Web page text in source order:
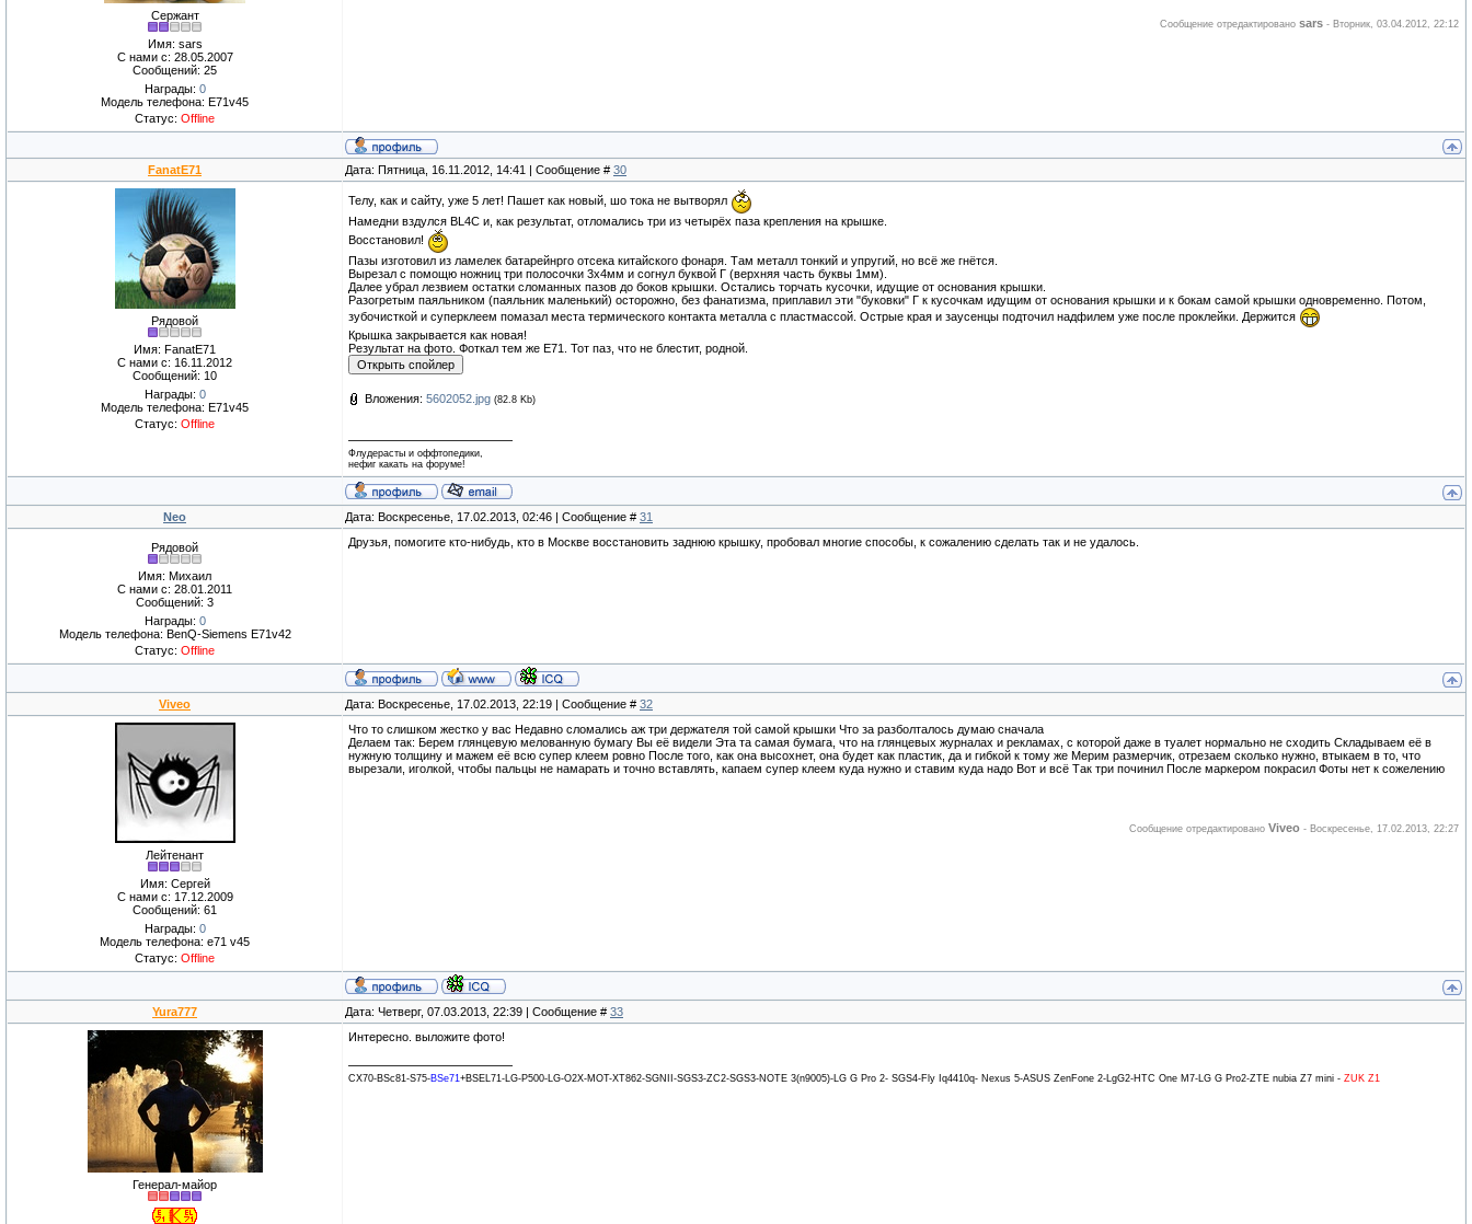
Сержант
Имя: sars
С нами с: 28.05.2007
Сообщений: 25
Награды: 0
Модель телефона: E71v45
Статус: Offline
Сообщение отредактировано sars - Вторник, 03.04.2012, 22:12
FanatE71 Дата: Пятница, 16.11.2012, 14:41 | Сообщение # 30
Рядовой
Имя: FanatE71
С нами с: 16.11.2012
Сообщений: 10
Награды: 0
Модель телефона: E71v45
Статус: Offline
Телу, как и сайту, уже 5 лет! Пашет как новый, шо тока не вытворял
Намедни вздулся BL4C и, как результат, отломались три из четырёх паза крепления на крышке.
Восстановил!
Пазы изготовил из ламелек батарейнрго отсека китайского фонаря. Там металл тонкий и упругий, но всё же гнётся.
Вырезал с помощю ножниц три полосочки 3х4мм и согнул буквой Г (верхняя часть буквы 1мм).
Далее убрал лезвием остатки сломанных пазов до боков крышки. Остались торчать кусочки, идущие от основания крышки.
Разогретым паяльником (паяльник маленький) осторожно, без фанатизма, приплавил эти "буковки" Г к кусочкам идущим от основания крышки и к бокам самой крышки одновременно. Потом,
зубочисткой и суперклеем помазал места термического контакта металла с пластмассой. Острые края и заусенцы подточил надфилем уже после проклейки. Держится
Крышка закрывается как новая!
Результат на фото. Фоткал тем же Е71. Тот паз, что не блестит, родной.
Вложения: 5602052.jpg (82.8 Kb)
Флудерасты и оффтопедики,
нефиг какать на форуме!
Neo Дата: Воскресенье, 17.02.2013, 02:46 | Сообщение # 31
Рядовой
Имя: Михаил
С нами с: 28.01.2011
Сообщений: 3
Награды: 0
Модель телефона: BenQ-Siemens E71v42
Статус: Offline
Друзья, помогите кто-нибудь, кто в Москве восстановить заднюю крышку, пробовал многие способы, к сожалению сделать так и не удалось.
Viveo Дата: Воскресенье, 17.02.2013, 22:19 | Сообщение # 32
Лейтенант
Имя: Сергей
С нами с: 17.12.2009
Сообщений: 61
Награды: 0
Модель телефона: e71 v45
Статус: Offline
Что то слишком жестко у вас Недавно сломались аж три держателя той самой крышки Что за разболталось думаю сначала
Делаем так: Берем глянцевую мелованную бумагу Вы её видели Эта та самая бумага, что на глянцевых журналах и рекламах, с которой даже в туалет нормально не сходить Складываем её в
нужную толщину и мажем её всю супер клеем ровно После того, как она высохнет, она будет как пластик, да и гибкой к тому же Мерим размерчик, отрезаем сколько нужно, втыкаем в то, что
вырезали, иголкой, чтобы пальцы не намарать и точно вставлять, капаем супер клеем куда нужно и ставим куда надо Вот и всё Так три починил После маркером покрасил Фоты нет к сожелению
Сообщение отредактировано Viveo - Воскресенье, 17.02.2013, 22:27
Yura777 Дата: Четверг, 07.03.2013, 22:39 | Сообщение # 33
Генерал-майор
Интересно. выложите фото!
CX70-BSc81-S75-BSe71 +BSEL71-LG-P500-LG-O2X-MOT-XT862-SGNII-SGS3-ZC2-SGS3-NOTE 3(n9005)-LG G Pro 2- SGS4-Fly Iq4410q- Nexus 5-ASUS ZenFone 2-LgG2-HTC One M7-LG G Pro2-ZTE nubia Z7 mini - ZUK Z1